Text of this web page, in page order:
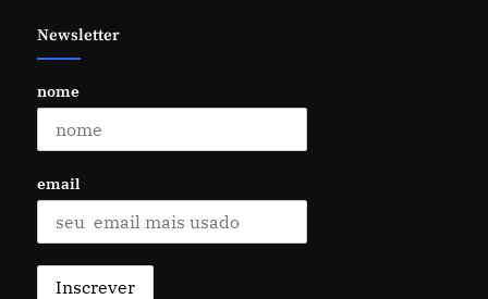
Newsletter
nome
email